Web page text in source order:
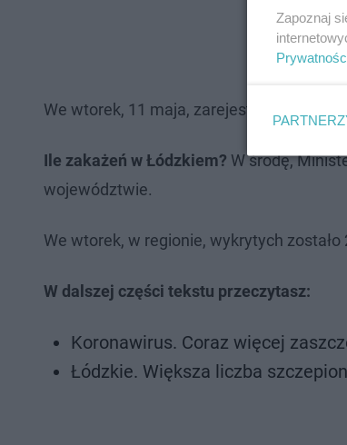
We wtorek, 11 maja, zarejestrowanych
Ile zakażeń w Łódzkiem? W środę,
województwie.
We wtorek, w regionie, wykrytych
W dalszej części tekstu przeczytasz:
Koronawirus. Coraz więcej
Łódzkie. Większa liczba
Zapoznaj